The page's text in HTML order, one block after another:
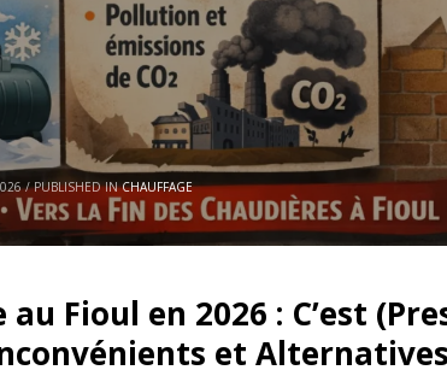
/ PUBLISHED IN CHAUFFAGE
Fioul en 2026 : C’est
et